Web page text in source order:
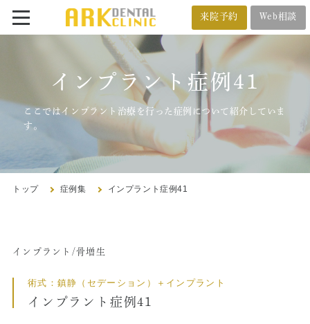
番町オフィス
BANCHO OFFICE
03-5212-4618
トップ
クリニック紹介
来院予約 Web相談
オンライン相談
インプラント症例41
ここではインプラント治療を行った症例について紹介していま
す。
トップ 症例集 インプラント症例41
インプラント/骨増生
術式：鎮静（セデーション）＋インプラント
インプラント症例41